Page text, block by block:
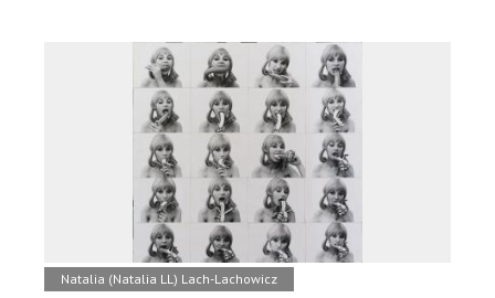
Natalia (Natalia LL) Lach-Lachowicz